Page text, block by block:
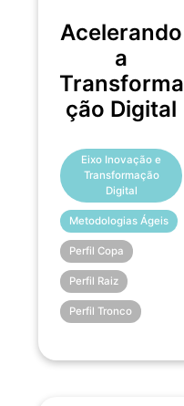
Acelerando
a
Transforma
ção Digital
Eixo Inovação e
Transformação
Digital
Metodologias Ágeis
Perfil Copa
Perfil Raiz
Perfil Tronco